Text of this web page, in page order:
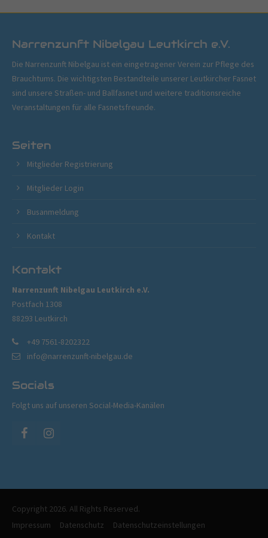
Narrenzunft Nibelgau Leutkirch e.V.
Die Narrenzunft Nibelgau ist ein eingetragener Verein zur Pflege des
Brauchtums. Die wichtigsten Bestandteile unserer Leutkircher Fasnet
sind unsere Straßen- und Ballfasnet und weitere traditionsreiche
Veranstaltungen für alle Fasnetsfreunde.
Seiten
Mitglieder Registrierung
Mitglieder Login
Busanmeldung
Kontakt
Kontakt
Narrenzunft Nibelgau Leutkirch e.V.
Postfach 1308
88293 Leutkirch
+49 7561-8202322
info@narrenzunft-nibelgau.de
Socials
Folgt uns auf unseren Social-Media-Kanälen
Copyright 2026. All Rights Reserved.
Impressum
Datenschutz Datenschutzeinstellungen